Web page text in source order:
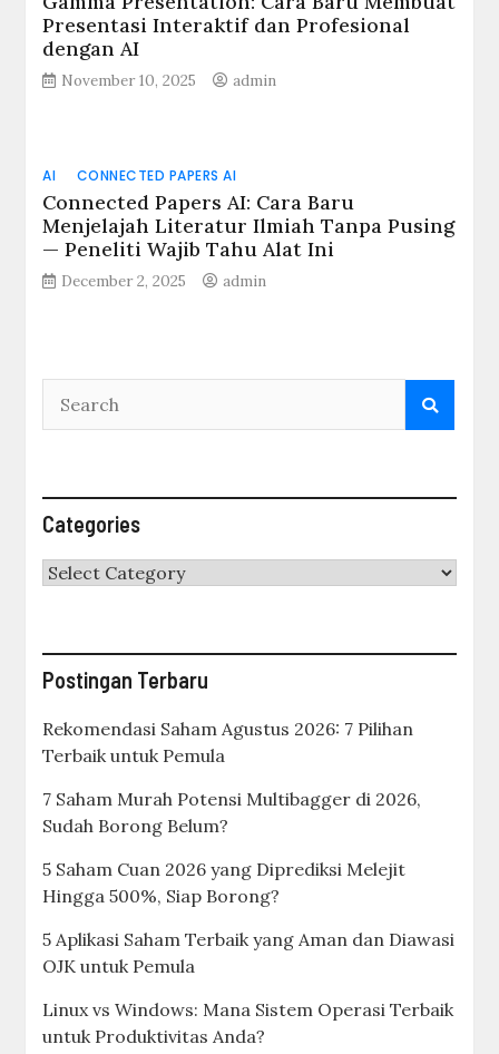
Presentasi Interaktif dan Profesional
dengan AI
November 10, 2025 admin
AI CONNECTED PAPERS AI
Connected Papers AI: Cara Baru
Menjelajah Literatur Ilmiah Tanpa Pusing
— Peneliti Wajib Tahu Alat Ini
December 2, 2025 admin
Categories
Categories
Postingan Terbaru
Rekomendasi Saham Agustus 2026: 7 Pilihan
Terbaik untuk Pemula
7 Saham Murah Potensi Multibagger di 2026,
Sudah Borong Belum?
5 Saham Cuan 2026 yang Diprediksi Melejit
Hingga 500%, Siap Borong?
5 Aplikasi Saham Terbaik yang Aman dan Diawasi
OJK untuk Pemula
Linux vs Windows: Mana Sistem Operasi Terbaik
untuk Produktivitas Anda?